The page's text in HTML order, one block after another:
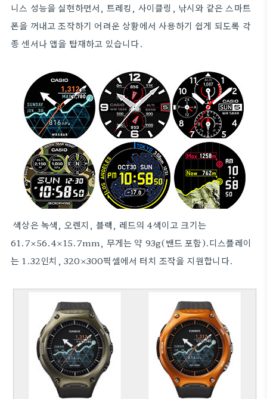
니스 성능을 실현하면서, 트레킹, 사이클링, 낚시와 같은 스마트
폰을 꺼내고 조작하기 어려운 상황에서 사용하기 쉽게 되도록 각
종 센서나 앱을 탑재하고 있습니다.
색상은 녹색, 오렌지, 블랙, 레드의 4색이고 크기는
61.7×56.4×15.7mm, 무게는 약 93g(밴드 포함).디스플레이
는 1.32인치, 320×300픽셀에서 터치 조작을 지원합니다.